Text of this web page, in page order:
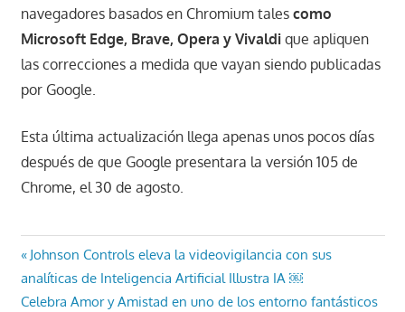
navegadores basados ​​en Chromium tales como
Microsoft Edge, Brave, Opera y Vivaldique apliquen
las correcciones a medida que vayan siendo publicadas
por Google.
Esta última actualización llega apenas unos pocos días
después de que Google presentara la versión 105 de
Chrome, el 30 de agosto.
Navegación
de
Entrada
anterior:
Johnson Controls eleva la videovigilancia con sus
analíticas de Inteligencia Artificial Illustra IA ￼
Entrada
Celebra Amor y Amistad en uno de los entorno fantásticos